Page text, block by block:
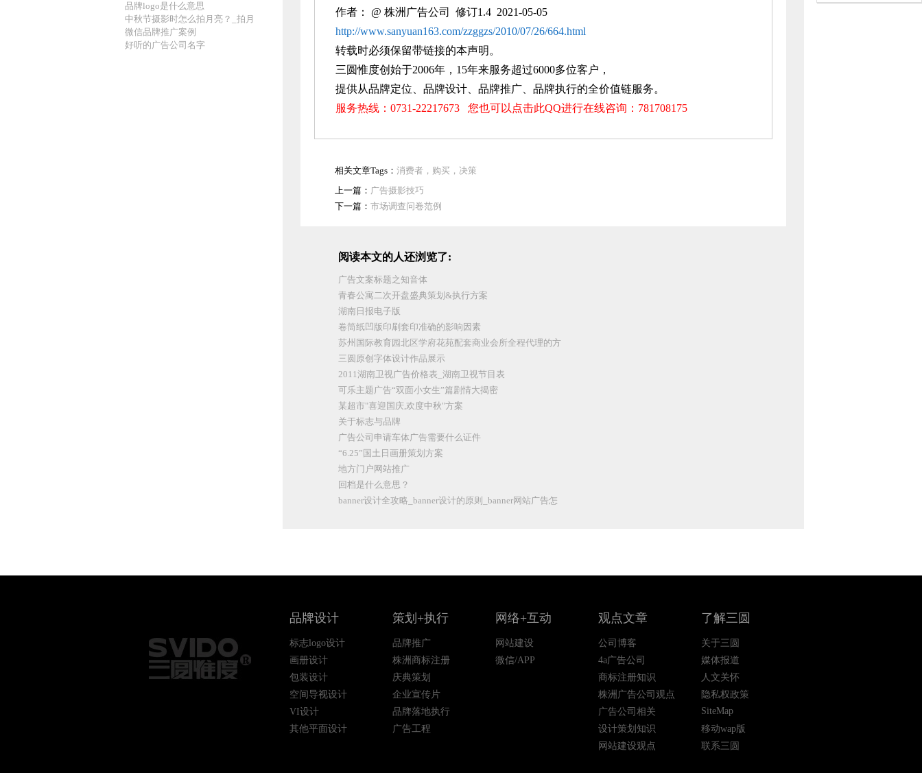
品牌logo是什么意思
中秋节摄影时怎么拍月亮？_拍月
微信品牌推广案例
好听的广告公司名字
作者： @ 株洲广告公司
修订1.4 2021-05-05
http://www.sanyuan163.com/zzggzs/2010/07/26/664.html
转载时必须保留带链接的本声明。
三圆惟度创始于2006年，15年来服务超过6000多位客户，
提供从品牌定位、品牌设计、品牌推广、品牌执行的全价值链服务。
服务热线：0731-22217673 您也可以点击此QQ进行在线咨询： 781708175
相关文章Tags： 消费者，购买，决策
上一篇： 广告摄影技巧
下一篇： 市场调查问卷范例
阅读本文的人还浏览了:
广告文案标题之知音体
青春公寓二次开盘盛典策划&执行方案
湖南日报电子版
卷筒纸凹版印刷套印准确的影响因素
苏州国际教育园北区学府花苑配套商业会所全程代理的方
三圆原创字体设计作品展示
2011湖南卫视广告价格表_湖南卫视节目表
可乐主题广告“双面小女生”篇剧情大揭密
某超市"喜迎国庆,欢度中秋"方案
关于标志与品牌
广告公司申请车体广告需要什么证件
“6.25”国土日画册策划方案
地方门户网站推广
回档是什么意思？
banner设计全攻略_banner设计的原则_banner网站广告怎
品牌设计
标志logo设计
画册设计
包装设计
空间导视设计
VI设计
其他平面设计
策划+执行
品牌推广
株洲商标注册
庆典策划
企业宣传片
品牌落地执行
广告工程
网络+互动
网站建设
微信/APP
观点文章
公司博客
4a广告公司
商标注册知识
株洲广告公司观点
广告公司相关
设计策划知识
网站建设观点
了解三圆
关于三圆
媒体报道
人文关怀
隐私权政策
SiteMap
移动wap版
联系三圆